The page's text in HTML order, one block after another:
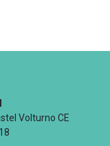
Volturno CE